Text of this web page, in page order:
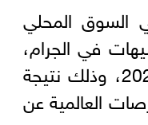
السوق المحلي
ارتفاعًا نحو 4 جنيهات في الجرام،
اليوم الجمعة 11 يونيو 2021، وذلك نتيجة
العالمية عن